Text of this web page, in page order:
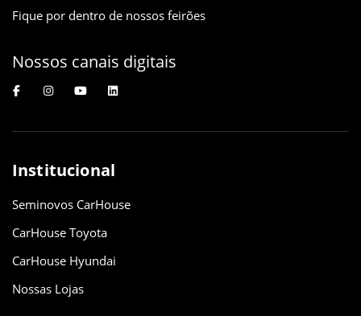
Fique por dentro de nossos feirões
Nossos canais digitais
Institucional
Seminovos CarHouse
CarHouse Toyota
CarHouse Hyundai
Nossas Lojas